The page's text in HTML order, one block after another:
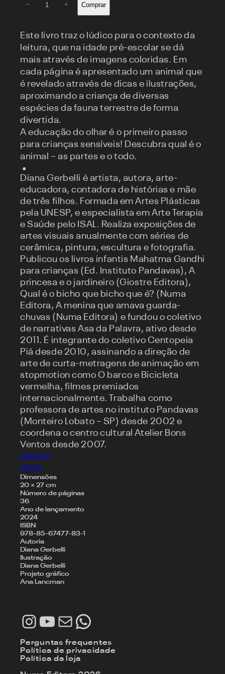
bicho,
que
bicho
é?
quantidade
− + Comprar
Este livro traz o lúdico para o contexto da
leitura, que na idade pré-escolar se dá
mais através de imagens coloridas. Em
cada página é apresentado um animal que
é revelado através de dicas e ilustrações,
aproximando a criança de diversas
espécies da fauna terrestre de forma
divertida.
A educação do olhar é o primeiro passo
para crianças sensíveis! Descubra qual é o
animal – as partes e o todo.
Diana Gerbelli é artista, autora, arte-
educadora, contadora de histórias e mãe
de três filhos. Formada em Artes Plásticas
pela UNESP, e especialista em Arte Terapia
e Saúde pelo ISAL. Realiza exposições de
artes visuais anualmente com séries de
cerâmica, pintura, escultura e fotografia.
Publicou os livros infantis Mahatma Gandhi
para crianças (Ed. Instituto Pandavas), A
princesa e o jardineiro (Giostre Editora),
Qual é o bicho que bicho que é? (Numa
Editora, A menina que amava guarda-
chuvas (Numa Editora) e fundou o coletivo
de narrativas Asa da Palavra, ativo desde
2011. É integrante do coletivo Centopeia
Piá desde 2010, assinando a direção de
arte de curta-metragens de animação em
stopmotion como O barco e Bicicleta
vermelha, filmes premiados
internacionalmente. Trabalha como
professora de artes no instituto Pandavas
(Monteiro Lobato – SP) desde 2002 e
coordena o centro cultural Atelier Bons
Ventos desde 2007.
Literatura
infantil
Dimensões
20 × 27 cm
Número de páginas
36
Ano de lançamento
2024
ISBN
978-85-67477-83-1
Autoria
Diana Gerbelli
Ilustração
Diana Gerbelli
Projeto gráfico
Ana Lancman
Instagram
Youtube
E-mailWhatsApp
Perguntas frequentes
Política de privacidade
Política da loja